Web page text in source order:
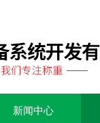
新闻中心